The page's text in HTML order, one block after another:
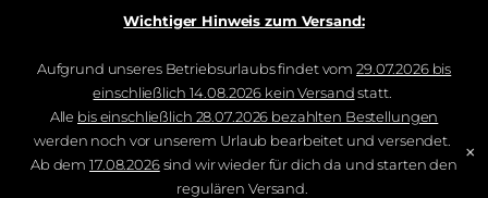
Wichtiger Hinweis zum Versand:
Aufgrund unseres Betriebsurlaubs findet vom29.07.2026 bis
einschließlich 14.08.2026 kein Versandstatt.
Alle bis einschließlich 28.07.2026 bezahlten Bestellungen
werden noch vor unserem Urlaub bearbeitet und versendet.
Ab dem17.08.2026sind wir wieder für dich da und starten den
regulären Versand.
×